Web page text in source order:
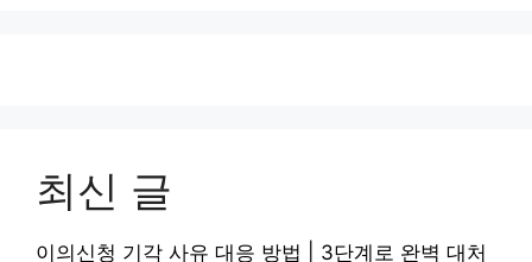
최신 글
이의신청 기각 사유 대응 방법 | 3단계로 완벽 대처